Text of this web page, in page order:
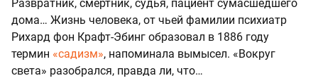
Развратник, смертник, судья, пациент сумасшедшего
дома… Жизнь человека, от чьей фамилии психиатр
Рихард фон Крафт-Эбинг образовал в 1886 году
термин «садизм», напоминала вымысел. «Вокруг
света» разобрался, правда ли, что…